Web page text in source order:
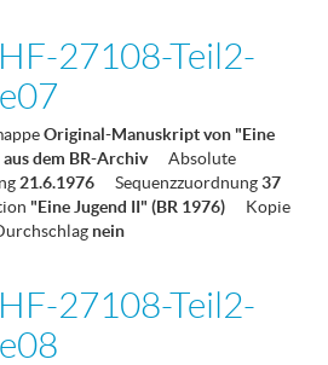
27108-Teil2-
Original-Manuskript von "Eine
aus dem BR-Archiv
Absolute
21.6.1976 Sequenzzuordnung37
"Eine Jugend II" (BR 1976)
Kopie
nein
27108-Teil2-